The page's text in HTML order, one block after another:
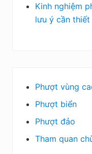
Kinh nghiệm
lưu ý cần thiết
Phượt vùng
Phượt biển
Phượt đảo
Tham quan